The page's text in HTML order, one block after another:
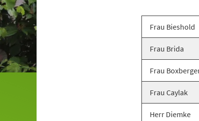
Frau Bieshold
Frau Brida
Frau
Frau Caylak
Herr Diemke